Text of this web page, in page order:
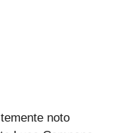
noto